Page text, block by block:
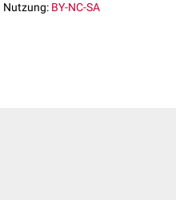
Nutzung: BY-NC-SA